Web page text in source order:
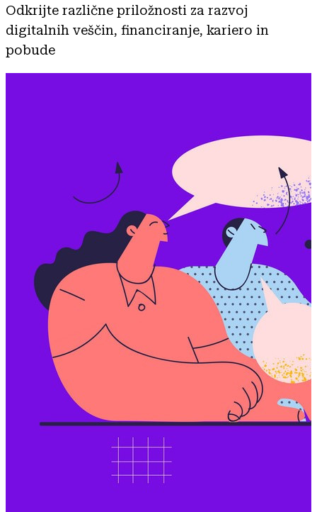
Odkrijte različne priložnosti za razvoj
digitalnih veščin, financiranje, kariero in
pobude